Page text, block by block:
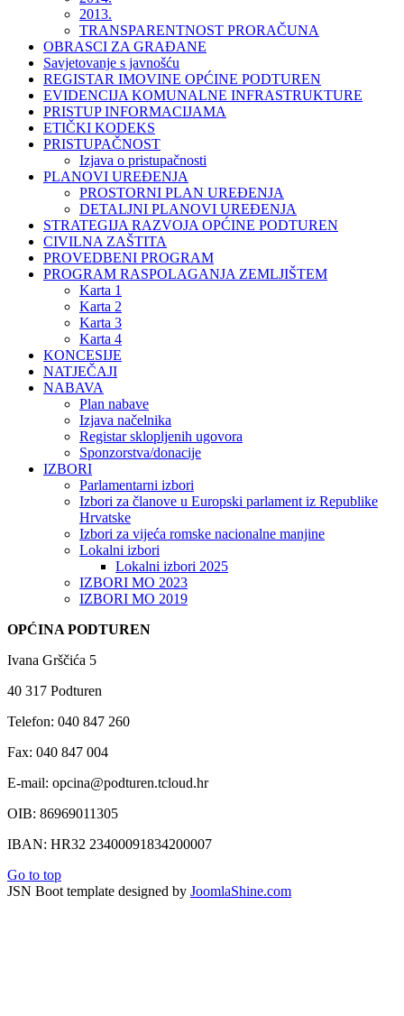
2013.
TRANSPARENTNOST PRORAČUNA
OBRASCI ZA GRAĐANE
Savjetovanje s javnošću
REGISTAR IMOVINE OPĆINE PODTUREN
EVIDENCIJA KOMUNALNE INFRASTRUKTURE
PRISTUP INFORMACIJAMA
ETIČKI KODEKS
PRISTUPAČNOST
Izjava o pristupačnosti
PLANOVI UREĐENJA
PROSTORNI PLAN UREĐENJA
DETALJNI PLANOVI UREĐENJA
STRATEGIJA RAZVOJA OPĆINE PODTUREN
CIVILNA ZAŠTITA
PROVEDBENI PROGRAM
PROGRAM RASPOLAGANJA ZEMLJIŠTEM
Karta 1
Karta 2
Karta 3
Karta 4
KONCESIJE
NATJEČAJI
NABAVA
Plan nabave
Izjava načelnika
Registar sklopljenih ugovora
Sponzorstva/donacije
IZBORI
Parlamentarni izbori
Izbori za članove u Europski parlament iz Republike
Hrvatske
Izbori za vijeća romske nacionalne manjine
Lokalni izbori
Lokalni izbori 2025
IZBORI MO 2023
IZBORI MO 2019
OPĆINA PODTUREN
Ivana Grščića 5
40 317 Podturen
Telefon: 040 847 260
Fax: 040 847 004
E-mail: opcina@podturen.tcloud.hr
OIB: 86969011305
IBAN: HR32 23400091834200007
Go to top
JSN Boot template designed by JoomlaShine.com